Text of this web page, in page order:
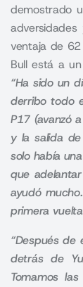
demostrado
ventaja de
Bull está a
“Ha sido un
derribo todo
P17 (avanzó
y la salida de
solo había
que
ayudó
primera
“Después
detrás de
Tomamos